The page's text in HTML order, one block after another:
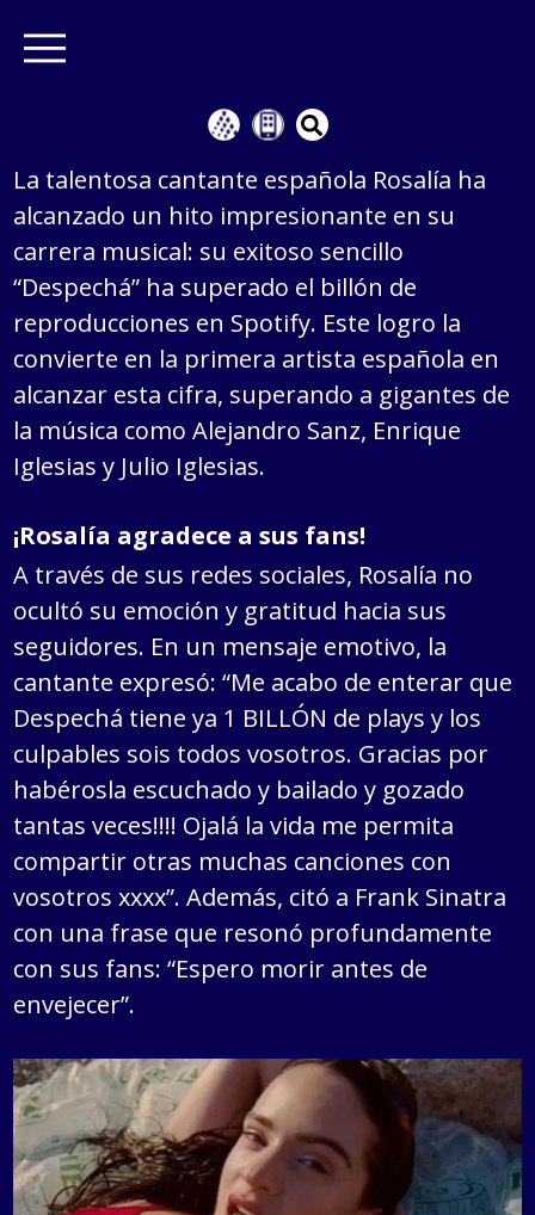
La talentosa cantante española Rosalía ha
alcanzado un hito impresionante en su
carrera musical: su exitoso sencillo
“Despechá” ha superado el billón de
reproducciones en Spotify. Este logro la
convierte en la primera artista española en
alcanzar esta cifra, superando a gigantes de
la música como Alejandro Sanz, Enrique
Iglesias y Julio Iglesias.
¡Rosalía agradece a sus fans!
A través de sus redes sociales, Rosalía no
ocultó su emoción y gratitud hacia sus
seguidores. En un mensaje emotivo, la
cantante expresó: “Me acabo de enterar que
Despechá tiene ya 1 BILLÓN de plays y los
culpables sois todos vosotros. Gracias por
habérosla escuchado y bailado y gozado
tantas veces!!!! Ojalá la vida me permita
compartir otras muchas canciones con
vosotros xxxx”. Además, citó a Frank Sinatra
con una frase que resonó profundamente
con sus fans: “Espero morir antes de
envejecer”.